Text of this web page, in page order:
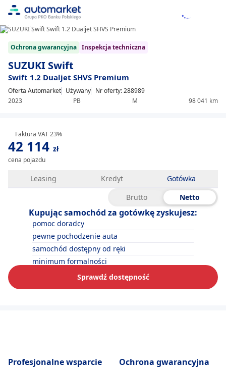
16
1/16
Ochrona gwarancyjna Inspekcja techniczna
SUZUKI Swift
Swift 1.2 Dualjet SHVS Premium
Oferta Automarket Używany
2023
PB M 98 041 km
Nr oferty: 288989
42 114 zł
cena pojazdu
Faktura VAT 23%
Leasing Kredyt
Gotówka
Brutto
Netto
Kupując samochód za gotówkę zyskujesz:
pomoc doradcy
pewne pochodzenie auta
samochód dostępny od ręki
minimum formalności
Sprawdź dostępność
Profesjonalne wsparcie
Ochrona gwarancyjna